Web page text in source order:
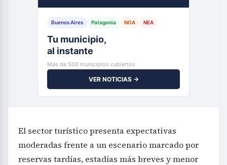
Buenos Aires Patagonia NOA NEA
Tu municipio,
al instante
Más de 500 municipios cubiertos
VER NOTICIAS →
El sector turístico presenta expectativas
moderadas frente a un escenario marcado por
reservas tardías, estadías más breves y menor